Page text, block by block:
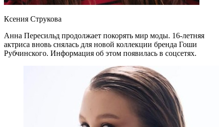
Ксения Струкова
Анна Пересильд продолжает покорять мир моды. 16-летняя
актриса вновь снялась для новой коллекции бренда Гоши
Рубчинского. Информация об этом появилась в соцсетях.